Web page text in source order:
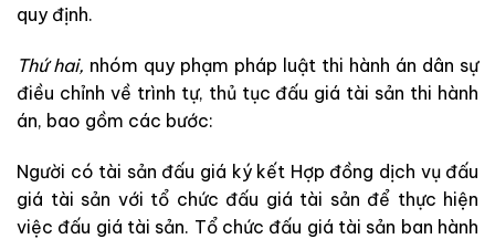
quy định.
Thứhai, nhóm quy phạm pháp luật thi hành án dân sự
điều chỉnh về trình tự, thủ tục đấu giá tài sản thi hành
án, bao gồm các bước:
Người có tài sản đấu giá ký kết Hợp đồng dịch vụ đấu
giá tài sản với tổ chức đấu giá tài sản để thực hiện
việc đấu giá tài sản. Tổ chức đấu giá tài sản ban hành